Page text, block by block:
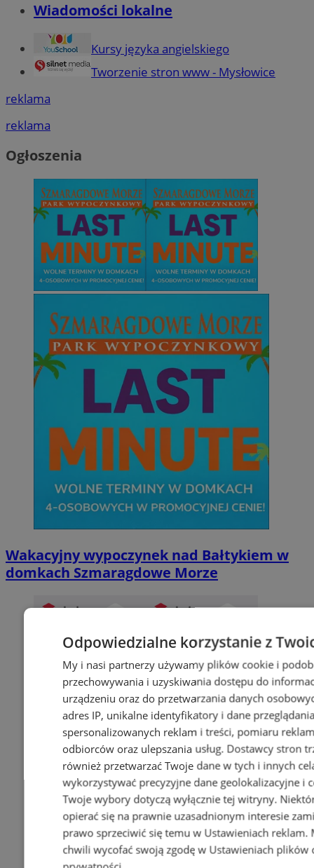
Wiadomości lokalne
Kursy języka angielskiego
Tworzenie stron www - Mysłowice
reklama
reklama
Ogłoszenia
Wakacyjny wypoczynek nad Bałtykiem w
domkach Szmaragdowe Morze
Odpowiedzialne korzystanie z
My i nasi partnerzy używamy plików cookie i
przechowywania i uzyskiwania dostępu do
urządzeniu oraz do przetwarzania danych
adres IP, unikalne identyfikatory i dane
spersonalizowanych reklam i treści, pomiaru
odbiorców oraz ulepszania usług. Dostawcy stron
również przetwarzać Twoje dane w tych i innych
wykorzystywać precyzyjne dane geolokalizacyjne i
Twoje wybory dotyczą wyłącznie tej witryny.
opierać się na prawnie uzasadnionym interesie
prawo sprzeciwić się temu w Ustawieniach reklam.
chwili wycofać swoją zgodę w Ustawieniach plików